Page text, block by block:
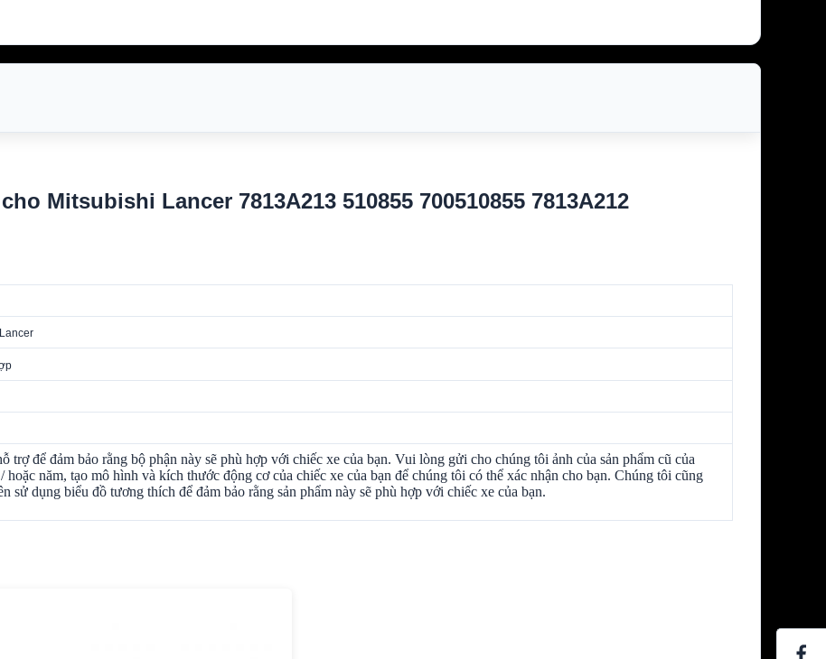
Mitsubishi Lancer 7813A213 510855 700510855 7813A212
trợ để đảm bảo rằng bộ phận này sẽ phù hợp với chiếc xe của bạn. Vui lòng gửi cho chúng tôi ảnh của sản phẩm cũ của
hoặc năm, tạo mô hình và kích thước động cơ của chiếc xe của bạn để chúng tôi có thể xác nhận cho bạn. Chúng tôi cũng
sử dụng biểu đồ tương thích để đảm bảo rằng sản phẩm này sẽ phù hợp với chiếc xe của bạn.